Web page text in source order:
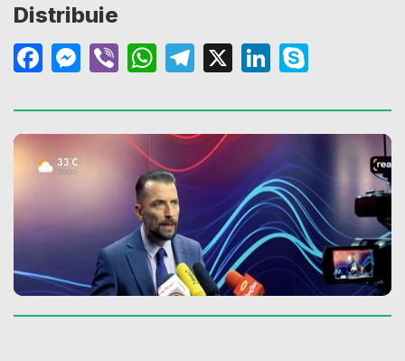
Distribuie
Facebook
Messenger
ViberWhatsApp
Telegram
X LinkedIn